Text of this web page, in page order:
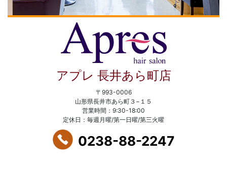
アプレ 長井あら町店
〒993-0006
山形県長井市あら町３−１５
営業時間：9:30-18:00
定休日：毎週月曜/第一日曜/第三火曜
0238-88-2247